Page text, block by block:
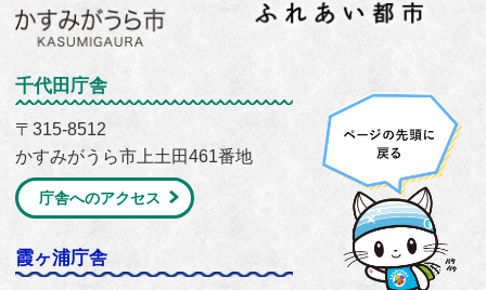
千代田庁舎
〒315-8512
かすみがうら市上土田461番地
庁舎へのアクセス
霞ヶ浦庁舎